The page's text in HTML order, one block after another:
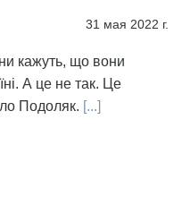
31 мая 2022 г.
кажуть, що вони
А це не так. Це
Подоляк. [...]